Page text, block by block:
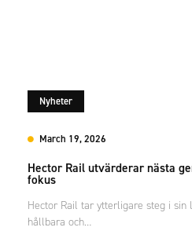
Nyheter
March 19, 2026
Hector Rail utvärderar nästa
fokus
Hector Rail tar ytterligare steg i sin
hållbara och…